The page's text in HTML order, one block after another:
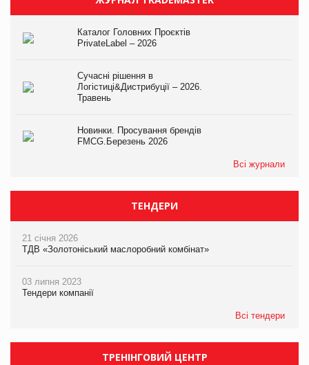
Каталог Головних Проєктів
PrivateLabel – 2026
Сучасні рішення в
Логістиці&Дистрибуції – 2026.
Травень
Новинки. Просування брендів
FMCG.Березень 2026
Всі журнали
ТЕНДЕРИ
21 січня 2026
ТДВ «Золотоніський маслоробний комбінат»
03 липня 2023
Тендери компанії
Всі тендери
ТРЕНІНГОВИЙ ЦЕНТР